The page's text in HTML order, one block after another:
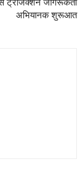
ट्रांजेक्शन जागरूकता
अभियानक शुरूआत